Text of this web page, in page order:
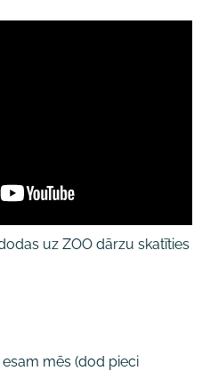
uz ZOO dārzu skatīties
esam mēs (dod pieci